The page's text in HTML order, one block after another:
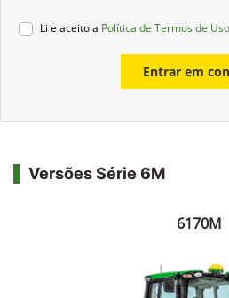
Li e aceito a Política de Termos de
Entrar em
Versões Série 6M
6170M